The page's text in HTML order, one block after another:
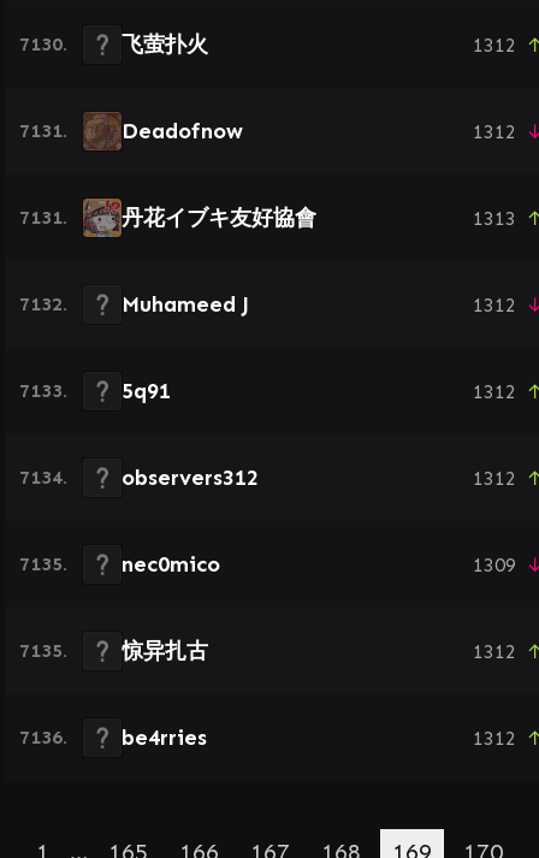
7130. 飞萤扑火 1312
7131. Deadofnow 1312
7131. 丹花イブキ友好協會 1313
7132. Muhameed J 1312
7133. 5q91 1312
7134. observers312 1312
7135. nec0mico 1309
7135. 惊异扎古 1312
7136. be4rries 1312
1 … 165 166 167 168 169 170